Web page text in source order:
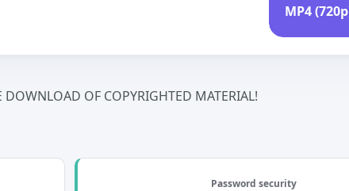
OF COPYRIGHTED MATERIAL!
Password security